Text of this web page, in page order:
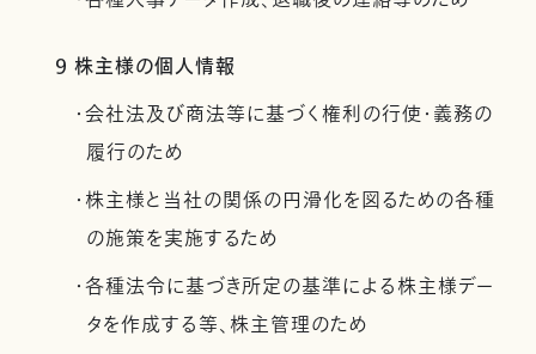
9 株主様の個人情報
・会社法及び商法等に基づく権利の行使・義務の
履行のため
・株主様と当社の関係の円滑化を図るための各種
の施策を実施するため
・各種法令に基づき所定の基準による株主様デー
タを作成する等、株主管理のため